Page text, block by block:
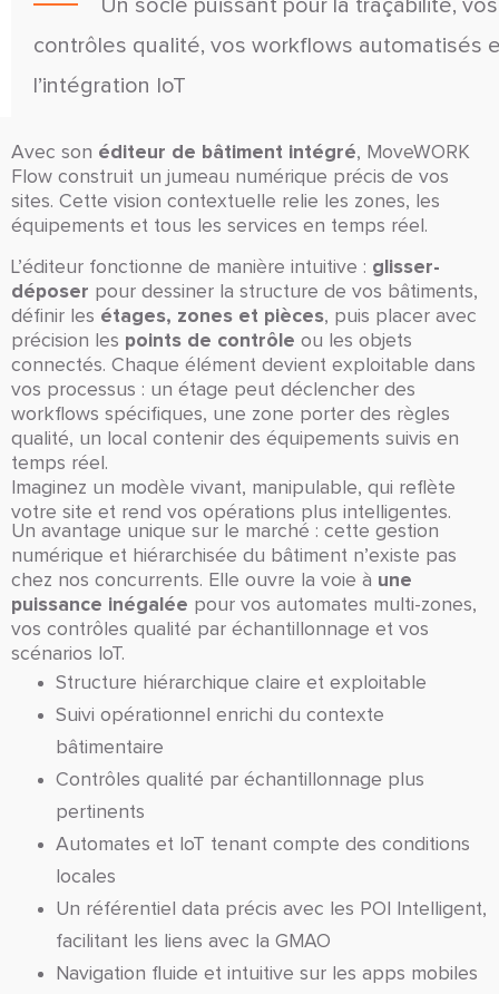
Un socle puissant pour la traçabilité, vos
contrôles qualité, vos workflows automatisés
l’intégration IoT
Avec son éditeur de bâtiment intégré, MoveWORK
Flow construit un jumeau numérique précis de vos
sites. Cette vision contextuelle relie les zones, les
équipements et tous les services en temps réel.
L’éditeur fonctionne de manière intuitive : glisser-
déposer pour dessiner la structure de vos bâtiments,
définir les étages, zones et pièces, puis placer avec
précision les points de contrôle ou les objets
connectés. Chaque élément devient exploitable dans
vos processus : un étage peut déclencher des
workflows spécifiques, une zone porter des règles
qualité, un local contenir des équipements suivis en
temps réel.
Imaginez un modèle vivant, manipulable, qui reflète
votre site et rend vos opérations plus intelligentes.
Un avantage unique sur le marché : cette gestion
numérique et hiérarchisée du bâtiment n’existe pas
chez nos concurrents. Elle ouvre la voie à une
puissance inégalée pour vos automates multi-zones,
vos contrôles qualité par échantillonnage et vos
scénarios IoT.
Structure hiérarchique claire et exploitable
Suivi opérationnel enrichi du contexte
bâtimentaire
Contrôles qualité par échantillonnage plus
pertinents
Automates et IoT tenant compte des conditions
locales
Un référentiel data précis avec les POI Intelligent,
facilitant les liens avec la GMAO
Navigation fluide et intuitive sur les apps mobiles